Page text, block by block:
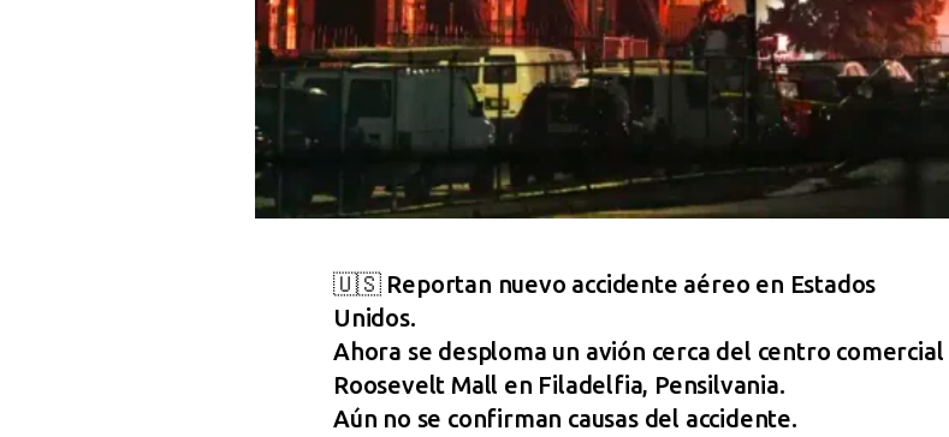
🇺🇸 Reportan nuevo accidente aéreo en Estados
Unidos.
Ahora se desploma un avión cerca del centro comercial
Roosevelt Mall en Filadelfia, Pensilvania.
Aún no se confirman causas del accidente.